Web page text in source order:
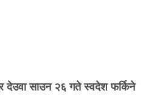
देउवा साउन २६ गते स्वदेश फर्किने